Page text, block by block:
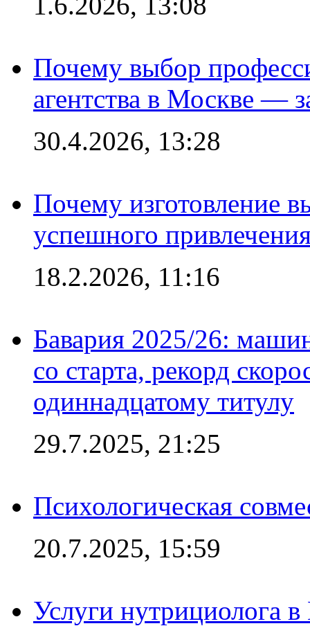
Почему выбор
агентства в Москве —
30.4.2026, 13:28
Почему изготовление
успешного
18.2.2026, 11:16
Бавария 2025/26:
со старта, рекорд
одиннадцатому титулу
29.7.2025, 21:25
Психологическая
20.7.2025, 15:59
Услуги нутрициолога